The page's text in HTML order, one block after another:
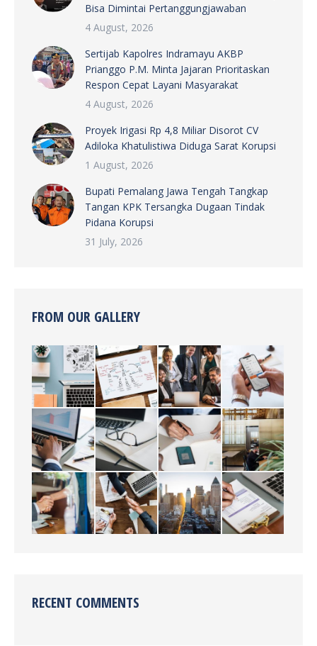
Bisa Dimintai Pertanggungjawaban
4 August, 2026
Sertijab Kapolres Indramayu AKBP
Prianggo P.M. Minta Jajaran Prioritaskan
Respon Cepat Layani Masyarakat
4 August, 2026
Proyek Irigasi Rp 4,8 Miliar Disorot CV
Adiloka Khatulistiwa Diduga Sarat Korupsi
1 August, 2026
Bupati Pemalang Jawa Tengah Tangkap
Tangan KPK Tersangka Dugaan Tindak
Pidana Korupsi
31 July, 2026
FROM OUR GALLERY
RECENT COMMENTS